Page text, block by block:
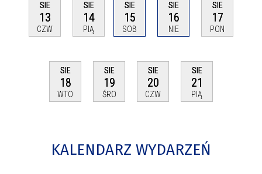
SIE
13
CZW
SIE
14
PIĄ
SIE
15
SOB
SIE
16
NIE
SIE
17
PON
SIE
18
WTO
SIE
19
ŚRO
SIE
20
CZW
SIE
21
PIĄ
KALENDARZ WYDARZEŃ